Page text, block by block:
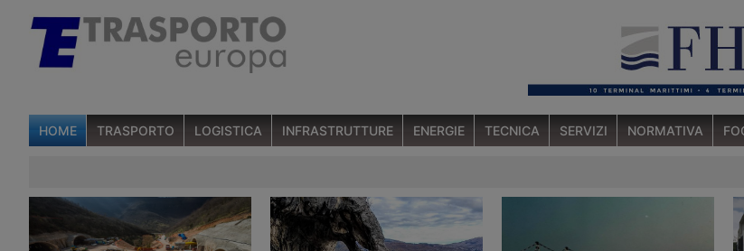
HOME TRASPORTO LOGISTICA INFRASTRUTTURE ENERGIE TECNICA SERVIZI NORMATIVA